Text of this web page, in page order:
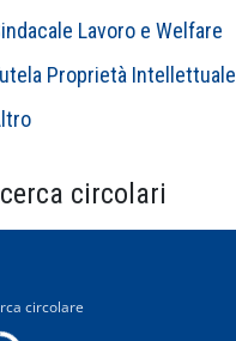
Lavoro e Welfare
Proprietà Intellettuale
circolari